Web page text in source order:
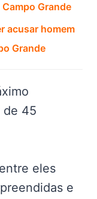
Grande
acusar homem
Grande
de 45
eles
e